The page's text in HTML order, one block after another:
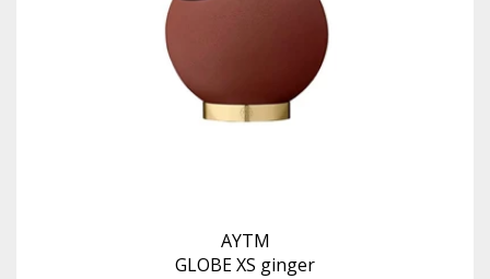
AYTM
GLOBE XS ginger